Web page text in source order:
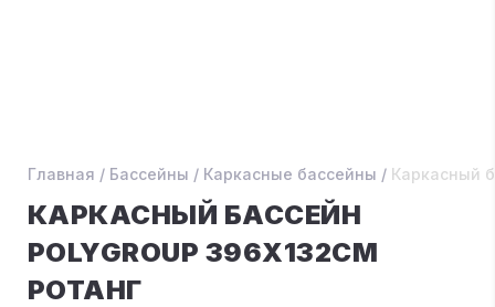
Главная / Бассейны / Каркасные бассейны / Каркасный
КАРКАСНЫЙ БАССЕЙН
POLYGROUP 396Х132СМ
РОТАНГ